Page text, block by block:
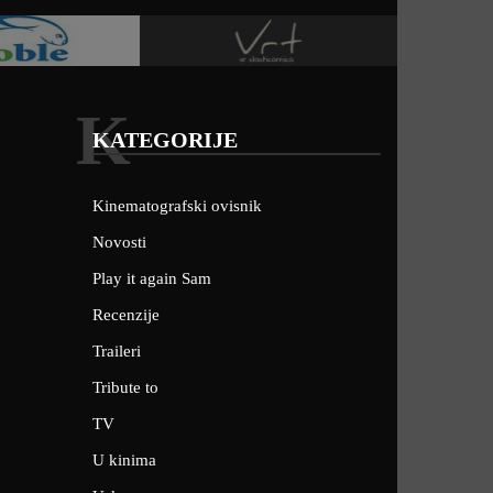
KATEGORIJE
K
Kinematografski ovisnik
Novosti
Play it again Sam
Recenzije
Traileri
Tribute to
TV
U kinima